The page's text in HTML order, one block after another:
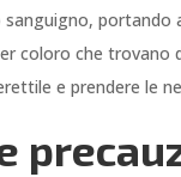
portando
coloro che
e prendere le